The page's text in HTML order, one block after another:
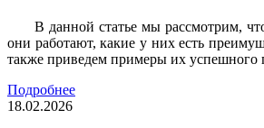
В данной статье мы рассмотрим,
они работают, какие у них есть
также приведем примеры их успешного
Подробнее
18.02.2026